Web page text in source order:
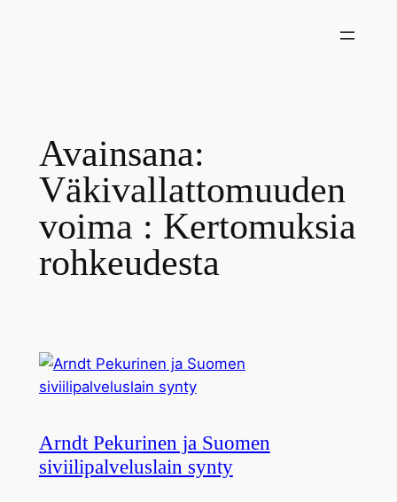
Avainsana:
Väkivallattomuuden
voima : Kertomuksia
rohkeudesta
Arndt Pekurinen ja Suomen
siviilipalveluslain synty